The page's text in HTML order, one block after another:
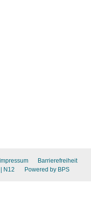
Impressum
Barrierefreiheit
| N12 Powered by BPS